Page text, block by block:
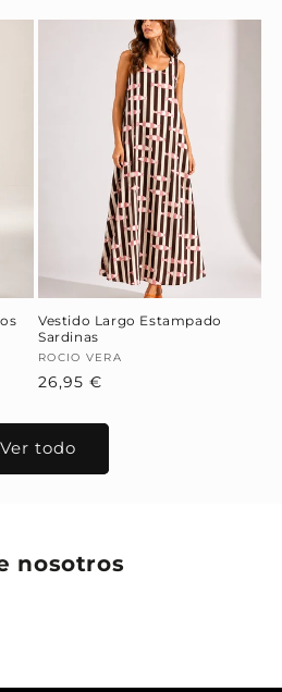
oferta
Vestido Largo Estampado
Sardinas
Proveedor:
ROCIO VERA
Precio
26,95 €
Ver todo
nosotros